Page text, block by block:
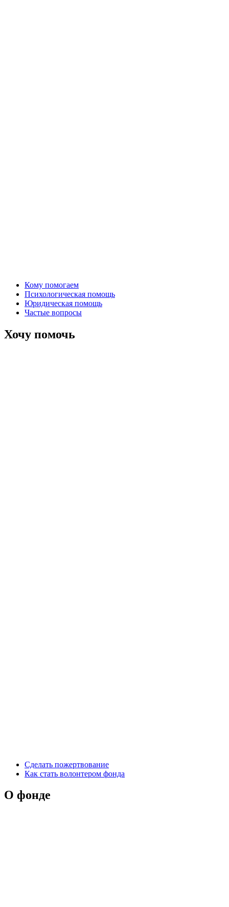
Кому помогаем
Психологическая помощь
Юридическая помощь
Частые вопросы
Хочу помочь
Сделать пожертвование
Как стать волонтером фонда
О фонде